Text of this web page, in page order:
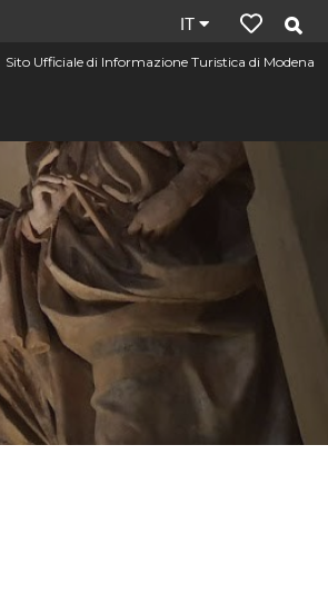
Sito Ufficiale di Informazione Turistica di Modena
Lingua
del
IT